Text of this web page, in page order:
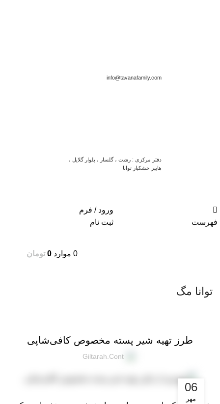
info@tavanafamily.com
دفتر مرکزی : رشت ، گلسار ، بلوار گلایل ،
هایپر خشکبار توانا
فهرست
ورود / فرم
ثبت نام
0 موارد 0 تومان
توانا مگ
طرز تهیه شیر پسته مخصوص کافی‌شاپی
Giltarah.cont
06
مهر